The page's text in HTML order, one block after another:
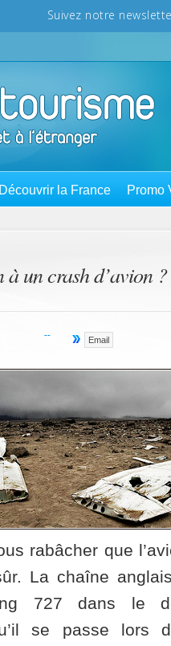
Découvrir la France Promo
un crash d’avion ?
Email
rabâcher que
La chaîne
727 dans le
se passe lors